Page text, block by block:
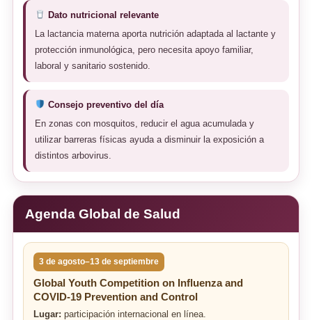
Dato nutricional relevante
La lactancia materna aporta nutrición adaptada al lactante y
protección inmunológica, pero necesita apoyo familiar,
laboral y sanitario sostenido.
Consejo preventivo del día
En zonas con mosquitos, reducir el agua acumulada y
utilizar barreras físicas ayuda a disminuir la exposición a
distintos arbovirus.
Agenda Global de Salud
3 de agosto–13 de septiembre
Global Youth Competition on Influenza and
COVID-19 Prevention and Control
Lugar: participación internacional en línea.